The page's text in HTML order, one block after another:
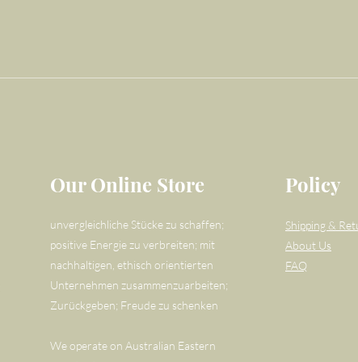
Our Online Store
unvergleichliche Stücke zu schaffen;
positive Energie zu verbreiten; mit
nachhaltigen, ethisch orientierten
Unternehmen zusammenzuarbeiten;
Zurückgeben; Freude zu schenken
We operate on Australian Eastern
Policy
Shipping &
About Us
FAQ